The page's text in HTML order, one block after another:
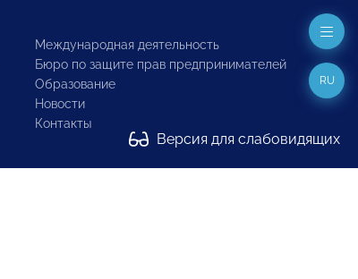
Международная деятельность
Бюро по защите прав предпринимателей
Образование
Новости
Контакты
Версия для слабовидящих
RU